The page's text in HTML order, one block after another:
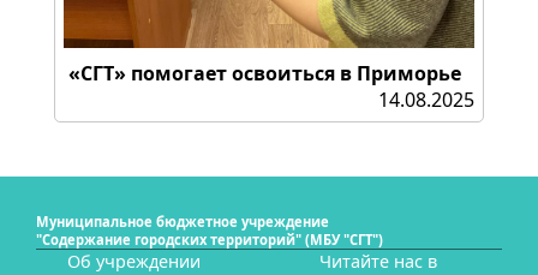
«СГТ» помогает освоиться в Приморье
14.08.2025
Муниципальное бюджетное учреждение
"Содержание городских территорий" (МБУ "СГТ")
Об учреждении
Читайте нас в